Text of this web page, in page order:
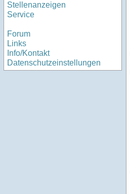
Stellenanzeigen
Service
Forum
Links
Info/Kontakt
Datenschutzeinstellungen